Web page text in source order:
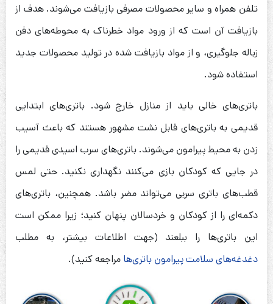
تلفن همراه و سایر محصولات مصرفی بازیافت می‌شوند. هدف از
بازیافت آن است که از ورود مواد خطرناک به محوطه‌های دفن
زباله جلوگیری، و از مواد بازیافت شده در تولید محصولات جدید
استفاده شود.
باتری‌های خالی باید از منازل خارج شود. باتری‌های ابتدایی
قدیمی به باتری‌های قابل نشت مشهور هستند که باعث آسیب
زدن به محیط پیرامون می‌شوند. باتری‌های سرب اسیدی قدیمی را
در جایی که کودکان بازی می‌کنند نگهداری نکنید. حتی لمس
قطب‌های باتری سربی می‌تواند مضر باشد. همچنین، باتری‌های
دکمه‌ای را از کودکان و خردسالان پنهان کنید؛ زیرا ممکن است
این باتری‌ها را ببلعند (جهت اطلاعات بیشتر، به مطلب
دغدغه‌های سلامت پیرامون باتری‌ها مراجعه کنید).